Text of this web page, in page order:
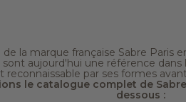
la marque française Sabre Paris
aujourd'hui une référence
par ses formes
le catalogue complet de
dessous :